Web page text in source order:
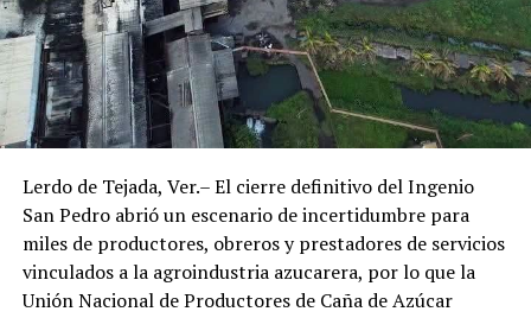
Lerdo de Tejada, Ver.– El cierre definitivo del Ingenio
San Pedro abrió un escenario de incertidumbre para
miles de productores, obreros y prestadores de servicios
vinculados a la agroindustria azucarera, por lo que la
Unión Nacional de Productores de Caña de Azúcar